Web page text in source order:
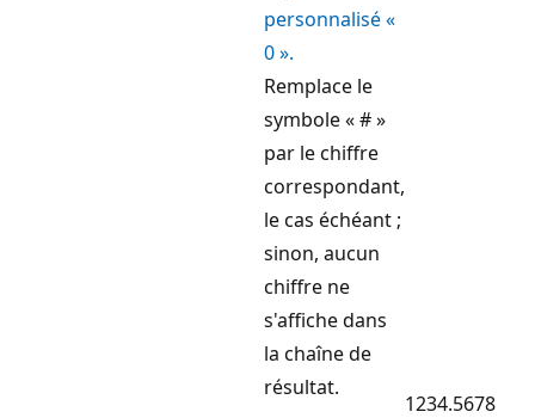
personnalisé «
0 ».
Remplace le
symbole « # »
par le chiffre
correspondant,
le cas échéant ;
sinon, aucun
chiffre ne
s'affiche dans
la chaîne de
résultat.
1234.5678